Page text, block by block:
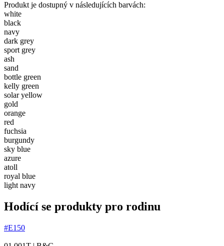
Produkt je dostupný v následujících barvách:
white
black
navy
dark grey
sport grey
ash
sand
bottle green
kelly green
solar yellow
gold
orange
red
fuchsia
burgundy
sky blue
azure
atoll
royal blue
light navy
Hodící se produkty pro rodinu
#E150